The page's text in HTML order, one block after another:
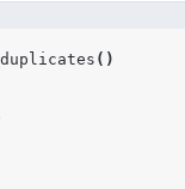
()